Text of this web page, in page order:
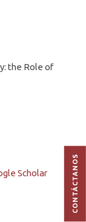
the Role of
Scholar CONTÁCTANOS